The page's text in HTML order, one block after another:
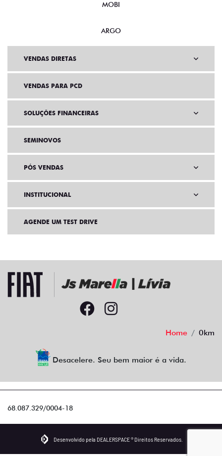
MOBI
ARGO
VENDAS DIRETAS
VENDAS PARA PCD
SOLUÇÕES FINANCEIRAS
SEMINOVOS
PÓS VENDAS
INSTITUCIONAL
AGENDE UM TEST DRIVE
Home 0km
Desacelere. Seu bem maior é a vida.
68.087.329/0004-18
Desenvolvido pela DEALERSPACE ® Direitos Reservados.